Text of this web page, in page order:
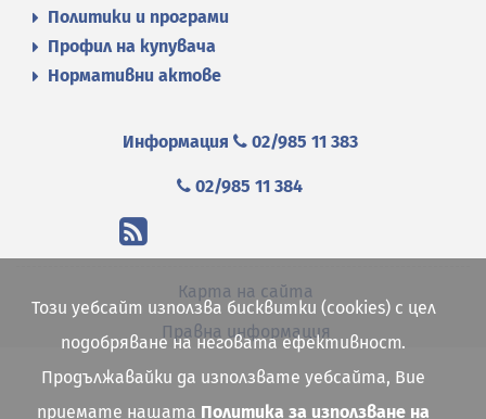
Политики и програми
Профил на купувача
Нормативни актове
Информация 02/985 11 383
02/985 11 384
Карта на сайта
Правна информация
Този уебсайт използва бисквитки (cookies) с цел
подобряване на неговата ефективност.
Продължавайки да използвате уебсайта, Вие
приемате нашата Политика за използване на